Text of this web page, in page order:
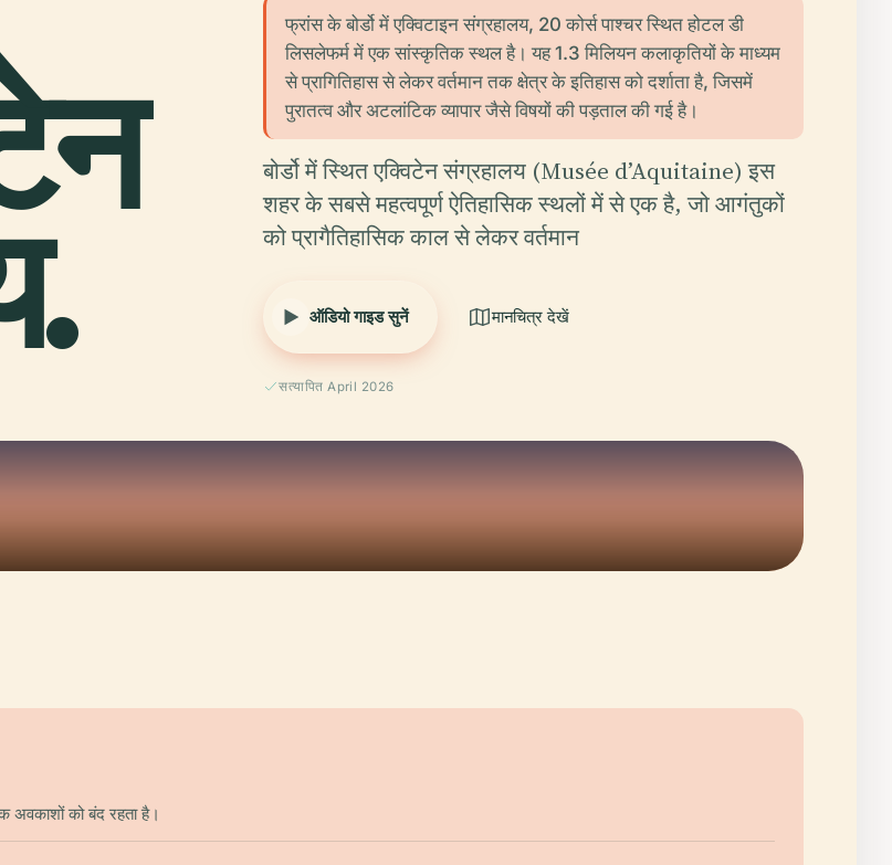
फ्रांस के बोर्डो में एक्विटाइन संग्रहालय, 20 कोर्स पाश्चर स्थित होटल डी
लिसलेफर्म में एक सांस्कृतिक स्थल है। यह 1.3 मिलियन कलाकृतियों के माध्यम
से प्रागितिहास से लेकर वर्तमान तक क्षेत्र के इतिहास को दर्शाता है, जिसमें
पुरातत्व और अटलांटिक व्यापार जैसे विषयों की पड़ताल की गई है।
बोर्डो में स्थित एक्विटेन संग्रहालय (Musée d’Aquitaine) इस
शहर के सबसे महत्वपूर्ण ऐतिहासिक स्थलों में से एक है, जो आगंतुकों
को प्रागैतिहासिक काल से लेकर वर्तमान
ऑडियो गाइड सुनें मानचित्र देखें
सत्यापित April 2026
अवकाशों को बंद रहता है।